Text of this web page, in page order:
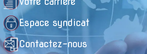
Espace syndicat
Contactez-nous